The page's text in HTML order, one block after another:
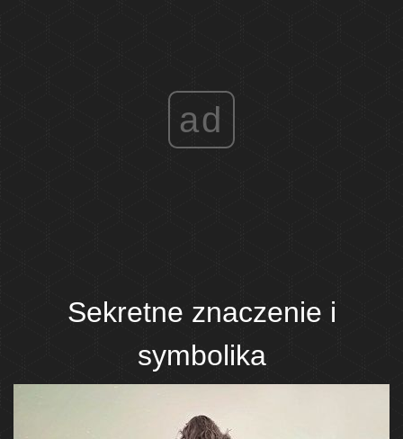
ad
Sekretne znaczenie i
symbolika